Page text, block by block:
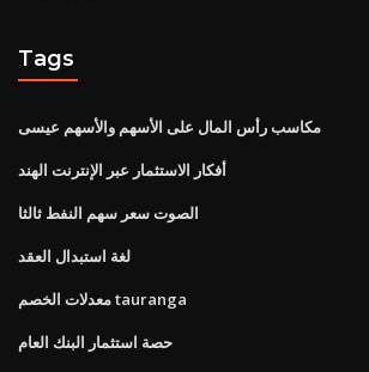
Tags
مكاسب رأس المال على الأسهم والأسهم عيسى
أفكار الاستثمار عبر الإنترنت الهند
الصوت سعر سهم النفط ثالثا
لغة استبدال العقد
معدلات الخصم tauranga
حصة استثمار البنك العام